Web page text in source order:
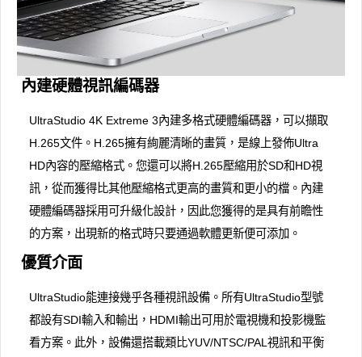
內建硬體視訊編碼器
UltraStudio 4K Extreme 3內建多格式硬體編碼器，可以擷取
H.265文件。H.265擁有絢麗清晰的畫質，是線上發佈Ultra
HD內容的壓縮格式。您還可以將H.265壓縮用於SD和HD視
訊，從而獲得比其他壓縮格式更高的畫質和更小的檔。內建
硬體編碼器採用可升級化設計，因此您獲得的是具有前瞻性
的方案，出現新的格式時只要通過軟體更新便可添加。
優質介面
UltraStudio能連接幾乎各種視訊設備。所有UltraStudio型號
都設有SDI輸入和輸出，HDMI輸出可用於電視機和投影機監
看方案。此外，設備還搭載類比YUV/NTSC/PAL視訊和平衡